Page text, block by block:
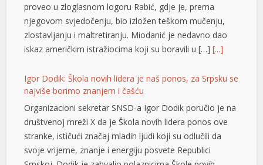
proveo u zloglasnom logoru Rabić, gdje je, prema
njegovom svjedočenju, bio izložen teškom mučenju,
zlostavljanju i maltretiranju. Miodanić je nedavno dao
iskaz američkim istražiocima koji su boravili u […][...]
Igor Dodik: Škola novih lidera je naš ponos, za Srpsku se
najviše borimo znanjem i čašću
Organizacioni sekretar SNSD-a Igor Dodik poručio je na
društvenoj mreži X da je Škola novih lidera ponos ove
stranke, ističući značaj mladih ljudi koji su odlučili da
svoje vrijeme, znanje i energiju posvete Republici